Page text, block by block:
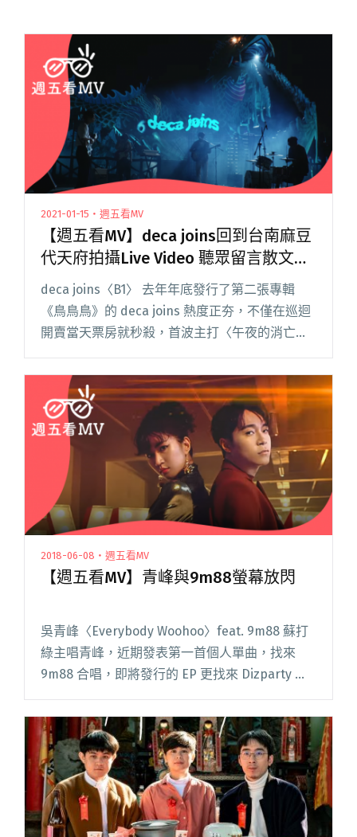
2021-01-15・週五看MV
【週五看MV】deca joins回到台南麻豆
代天府拍攝Live Video 聽眾留言散文大
賽再度開跑
deca joins〈B1〉 去年年底發行了第二張專輯
《鳥鳥鳥》的 deca joins 熱度正夯，不僅在巡迴
開賣當天票房就秒殺，首波主打〈午夜的消亡〉
MV 也已突破 20 萬觀看次數！昨日（1/14）釋出
的 Live Video〈B1〉再閱讀全文 "【週五看MV】
deca joins回到台南麻豆代天府拍攝Live Video 聽
眾留言散文大賽再度開跑"
2018-06-08・週五看MV
【週五看MV】青峰與9m88螢幕放閃
吳青峰〈Everybody Woohoo〉feat. 9m88 蘇打
綠主唱青峰，近期發表第一首個人單曲，找來
9m88 合唱，即將發行的 EP 更找來 Dizparty 製
前，保有一貫創作風閱讀全文 "【週五看MV】青
峰與9m88螢幕放閃"